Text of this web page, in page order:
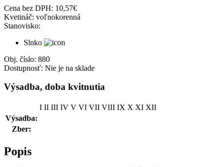
Cena bez DPH: 10,57€
Kvetináč: voľnokorenná
Stanovisko:
Slnko
Obj. číslo: 880
Dostupnosť: Nie je na sklade
Výsadba, doba kvitnutia
I II III IV V VI VII VIII IX X XI XII
Výsadba:
Zber:
Popis